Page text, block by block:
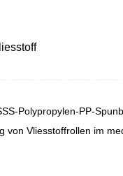
Polypropylen-PP-
von Vliesstoffrollen im